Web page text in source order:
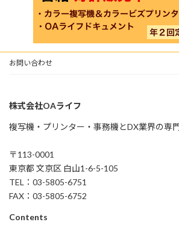
お問い合わせ
株式会社OAライフ
複写機・プリンター・事務機とDX業界の専
〒113-0001
東京都 文京区 白山1-6-5-105
TEL：03-5805-6751
FAX：03-5805-6752
Contents